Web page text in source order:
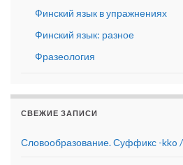
Финский язык в упражнениях
Финский язык: разное
Фразеология
СВЕЖИЕ ЗАПИСИ
Словообразование. Суффикс -kko